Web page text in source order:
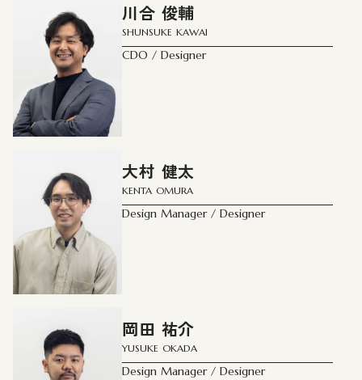
川合 俊輔
SHUNSUKE KAWAI
CDO / Designer
大村 健太
KENTA OMURA
Design Manager / Designer
岡田 祐介
YUSUKE OKADA
Design Manager / Designer